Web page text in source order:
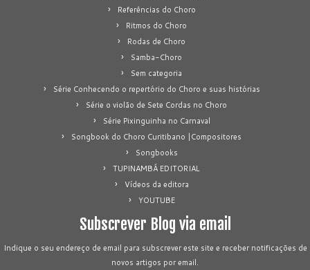
Referências do Choro
Ritmos do Choro
Rodas de Choro
Samba-Choro
Sem categoria
Série Conhecendo o repertório do Choro e suas histórias
Série o violão de Sete Cordas no Choro
Série Pixinguinha no Carnaval
Songbook do Choro Curitibano |Compositores
Songbooks
TUPINAMBÁ EDITORIAL
Vídeos da editora
YOUTUBE
Subscrever Blog via email
Indique o seu endereço de email para subscrever este site e receber notificações de
novos artigos por email.